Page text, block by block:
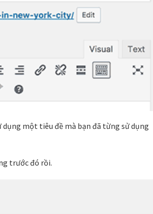
một tiêu đề mà bạn đã từng sử dụng
trước đó rồi.